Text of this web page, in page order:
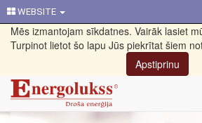
WEBSITE
Mēs izmantojam sīkdatnes. Vairāk lasiet
Turpinot lietot šo lapu Jūs piekrītat šiem
Apstiprinu